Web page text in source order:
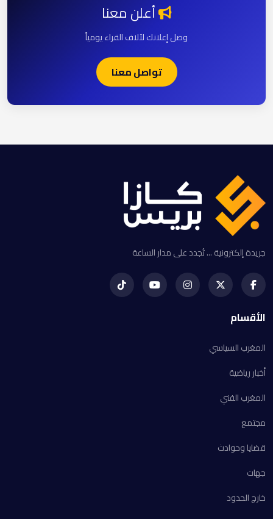
أعلن معنا
وصل إعلانك لآلاف القراء يومياً
تواصل معنا
جريدة إلكترونية ... تُجدد على مدار الساعة
الأقسام
المغرب السياسي
أخبار رياضية
المغرب الفني
مجتمع
قضايا وحوادث
جهات
خارج الحدود